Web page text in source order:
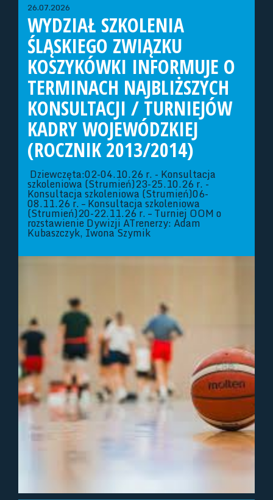
26.07.2026
WYDZIAŁ SZKOLENIA
ŚLĄSKIEGO ZWIĄZKU
KOSZYKÓWKI INFORMUJE O
TERMINACH NAJBLIŻSZYCH
KONSULTACJI / TURNIEJÓW
KADRY WOJEWÓDZKIEJ
(ROCZNIK 2013/2014)
Dziewczęta:02-04.10.26 r. - Konsultacja
szkoleniowa (Strumień)23-25.10.26 r. -
Konsultacja szkoleniowa (Strumień)06-
08.11.26 r. – Konsultacja szkoleniowa
(Strumień)20-22.11.26 r. – Turniej OOM o
rozstawienie Dywizji ATrenerzy: Adam
Kubaszczyk, Iwona Szymik